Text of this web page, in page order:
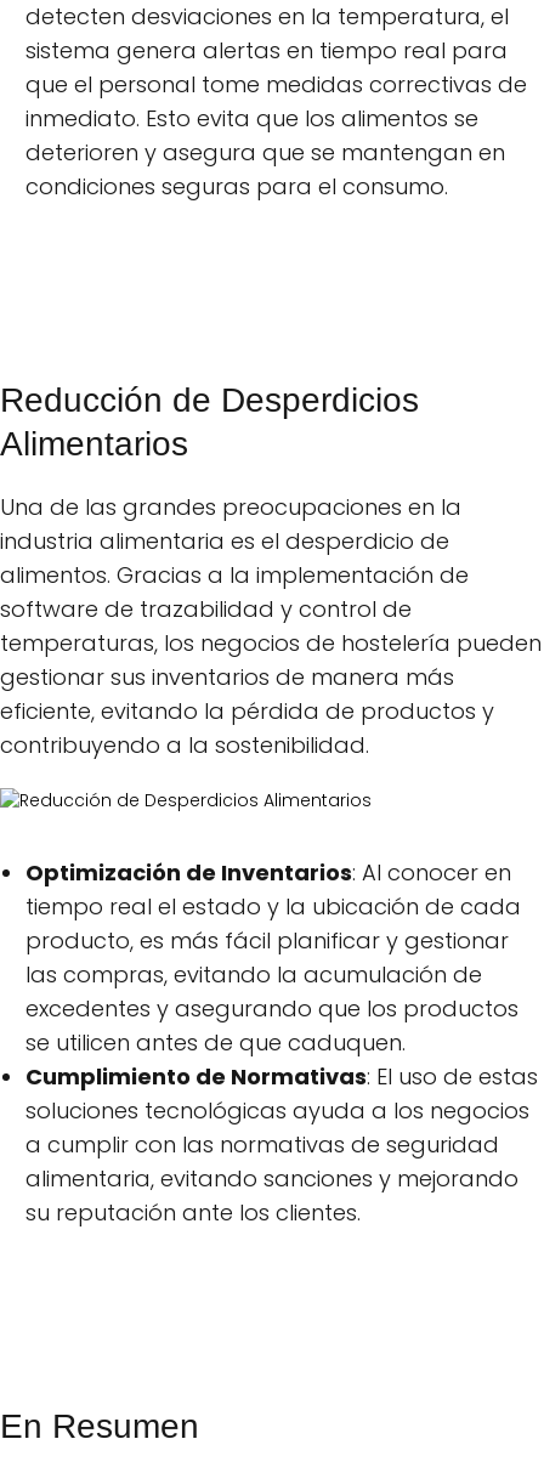
detecten desviaciones en la temperatura, el
sistema genera alertas en tiempo real para
que el personal tome medidas correctivas de
inmediato. Esto evita que los alimentos se
deterioren y asegura que se mantengan en
condiciones seguras para el consumo.
Reducción de Desperdicios
Alimentarios
Una de las grandes preocupaciones en la
industria alimentaria es el desperdicio de
alimentos. Gracias a la implementación de
software de trazabilidad y control de
temperaturas, los negocios de hostelería pueden
gestionar sus inventarios de manera más
eficiente, evitando la pérdida de productos y
contribuyendo a la sostenibilidad.
Optimización de Inventarios: Al conocer en
tiempo real el estado y la ubicación de cada
producto, es más fácil planificar y gestionar
las compras, evitando la acumulación de
excedentes y asegurando que los productos
se utilicen antes de que caduquen.
Cumplimiento de Normativas: El uso de estas
soluciones tecnológicas ayuda a los negocios
a cumplir con las normativas de seguridad
alimentaria, evitando sanciones y mejorando
su reputación ante los clientes.
En Resumen